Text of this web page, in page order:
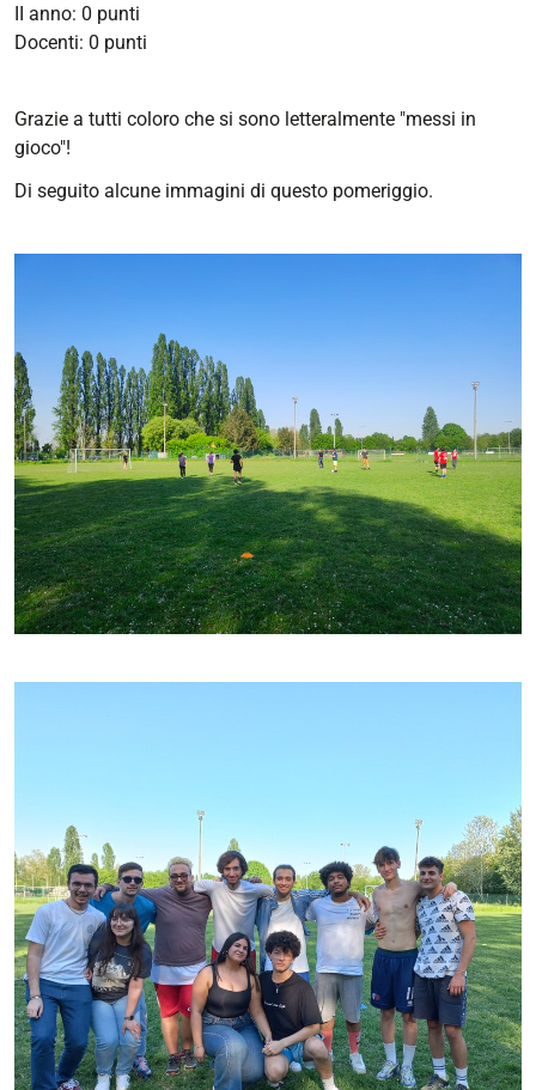
II anno: 0 punti
Docenti: 0 punti
Grazie a tutti coloro che si sono letteralmente "messi in
gioco"!
Di seguito alcune immagini di questo pomeriggio.